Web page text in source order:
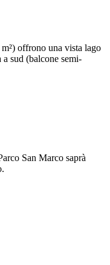
offrono una vista lago
sud (balcone semi-
San Marco saprà